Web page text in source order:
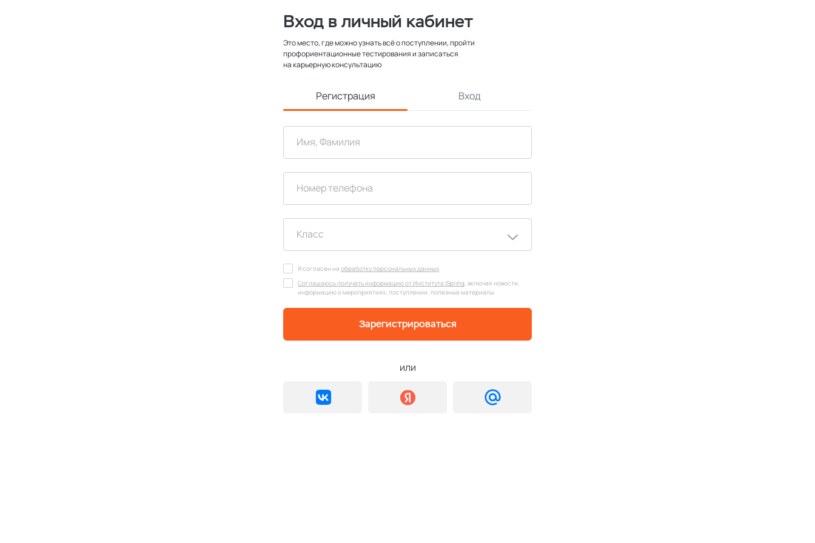
Вход в личный кабинет
Это место, где можно узнать всё о поступлении, пройти
профориентационные тестирования и записаться
на карьерную консультацию
Регистрация Вход
Я согласен на обработку персональных данных.
Соглашаюсь получать информацию от Института iSpring, включая новости,
информацию о мероприятиях, поступлении, полезные материалы
Зарегистрироваться
или